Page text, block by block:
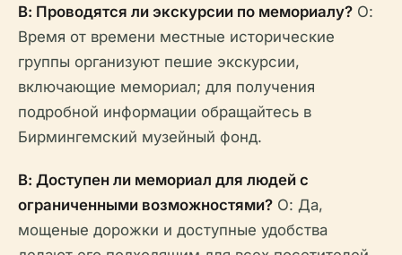
В: Проводятся ли экскурсии по мемориалу? О:
Время от времени местные исторические
группы организуют пешие экскурсии,
включающие мемориал; для получения
подробной информации обращайтесь в
Бирмингемский музейный фонд.
В: Доступен ли мемориал для людей с
ограниченными возможностями? О: Да,
мощеные дорожки и доступные удобства